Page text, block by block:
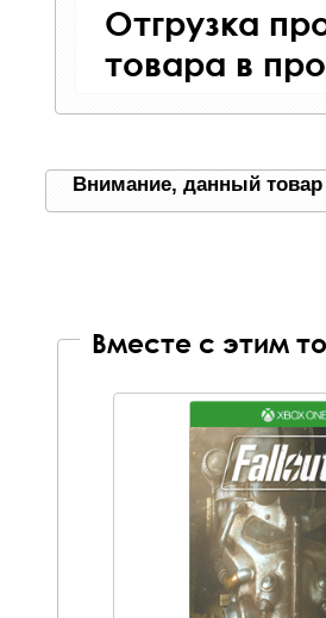
Отгрузка
товара в
Внимание, данный товар
Вместе с этим